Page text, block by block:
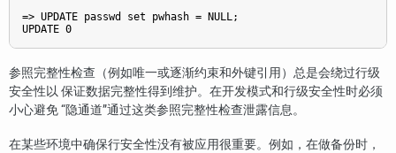
=> UPDATE passwd set pwhash = NULL;
参照完整性检查（例如唯一或逐渐约束和外键引用）总是会绕过行级
安全性以 保证数据完整性得到维护。在开发模式和行级安全性时必须
小心避免“隐通道”通过这类参照完整性检查泄露信息。
在某些环境中确保行安全性没有被应用很重要。例如，在做备份时，